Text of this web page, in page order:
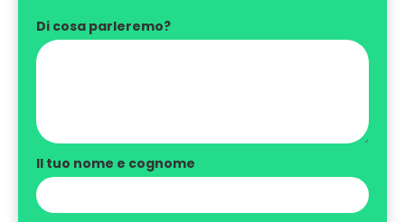
Di cosa parleremo?
Il tuo nome e cognome